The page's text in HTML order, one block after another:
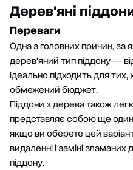
Дерев'яні
Переваги
Одна з головних причин, за
дерев'яний тип піддону —
ідеально підходить для тих,
обмежений бюджет.
Піддони з дерева також
представляє собою ще
якщо ви оберете цей
видаленні і заміні
піддону.